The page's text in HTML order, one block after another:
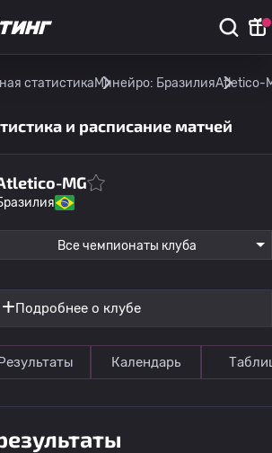
статистикаМинейро: БразилияAtletico-
и расписание матчей
MG
Все чемпионаты клуба
Подробнее о клубе
Календарь